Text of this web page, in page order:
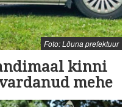
Foto: Lõuna prefektuur
kinni
mehe